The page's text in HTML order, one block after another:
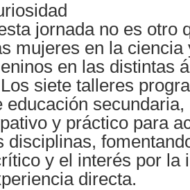
jornada no es otro
mujeres en la
en las distintas
siete talleres
educación
y práctico para
disciplinas,
y el interés por la
directa.